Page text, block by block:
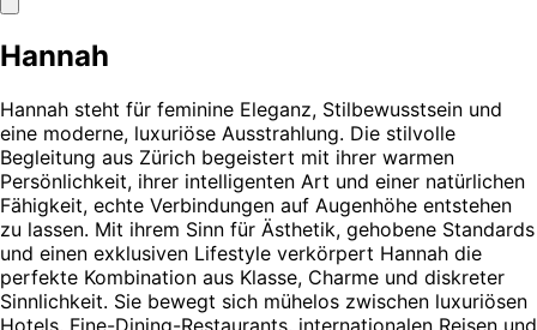
Hannah
Hannah steht für feminine Eleganz, Stilbewusstsein und
eine moderne, luxuriöse Ausstrahlung. Die stilvolle
Begleitung aus Zürich begeistert mit ihrer warmen
Persönlichkeit, ihrer intelligenten Art und einer natürlichen
Fähigkeit, echte Verbindungen auf Augenhöhe entstehen
zu lassen. Mit ihrem Sinn für Ästhetik, gehobene Standards
und einen exklusiven Lifestyle verkörpert Hannah die
perfekte Kombination aus Klasse, Charme und diskreter
Sinnlichkeit. Sie bewegt sich mühelos zwischen luxuriösen
Hotels, Fine-Dining-Restaurants, internationalen Reisen und